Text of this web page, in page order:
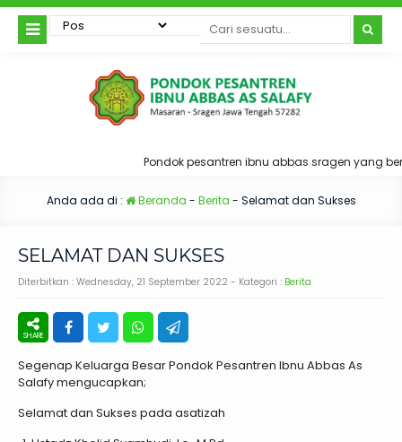
Pondok pesantren ibnu abbas sragen yang
Anda ada di : Beranda - Berita - Selamat dan Sukses
SELAMAT DAN SUKSES
Diterbitkan : Wednesday, 21 September 2022 - Kategori : Berita
Segenap Keluarga Besar Pondok Pesantren Ibnu Abbas As
Salafy mengucapkan;
Selamat dan Sukses pada asatizah